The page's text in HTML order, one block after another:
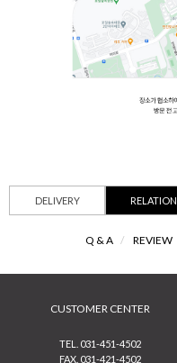
DELIVERY RELATION
Q & A / REVIEW
CUSTOMER CENTER
TEL. 031-451-4502
FAX. 031-421-4502